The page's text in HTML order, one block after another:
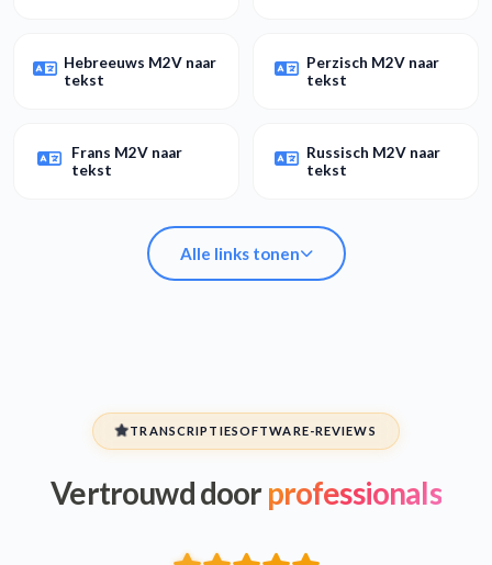
Hebreeuws M2V naar
tekst
Perzisch M2V naar
tekst
Frans M2V naar
tekst
Russisch M2V naar
tekst
Alle links tonen
tekst
tekst
Hebreeuws M2V naar
tekst
Perzisch M2V naar
tekst
TRANSCRIPTIESOFTWARE-REVIEWS
Vertrouwd doorprofessionals